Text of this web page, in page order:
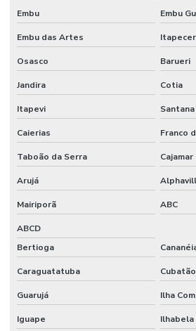
Stands feiras e congressos
Stands feiras e congressos
Stands em sp
Stands em sp
Embu Embu
Embu das Artes
Osasco Barueri
Jandira Cotia
Itapevi
Caierias Franco
Taboão da Serra Cajamar
Arujá
Mairiporã ABC
ABCD
Bertioga
Caraguatatuba Cubatão
Guarujá Ilha
Iguape Ilhabela